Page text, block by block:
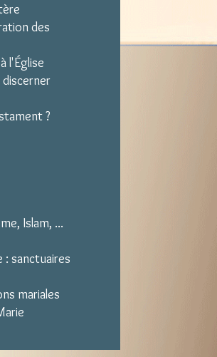
des
l'Église
?
Islam, ...
: sanctuaires
mariales